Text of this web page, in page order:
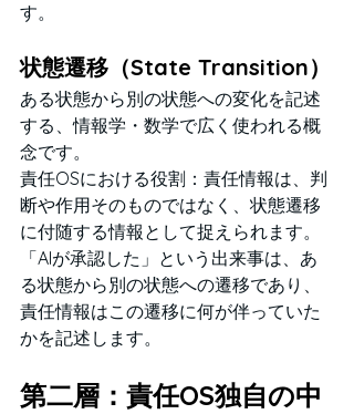
す。
状態遷移（State Transition）
ある状態から別の状態への変化を記述
する、情報学・数学で広く使われる概
念です。
責任OSにおける役割：責任情報は、判
断や作用そのものではなく、状態遷移
に付随する情報として捉えられます。
「AIが承認した」という出来事は、あ
る状態から別の状態への遷移であり、
責任情報はこの遷移に何が伴っていた
かを記述します。
第二層：責任OS独自の中